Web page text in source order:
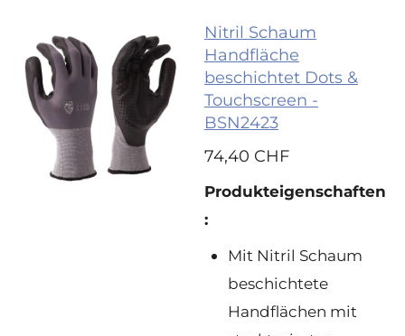
Nitril Schaum
Handfläche
beschichtet Dots &
Touchscreen -
BSN2423
74,40 CHF
Produkteigenschaften
:
Mit Nitril Schaum
beschichtete
Handflächen mit